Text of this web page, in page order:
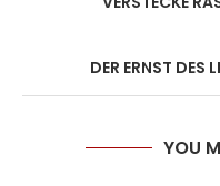
DER ERNST DES
YOU